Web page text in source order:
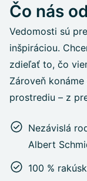
Čo nás
Vedomosti sú
inšpiráciou.
zdieľať to, čo
Zároveň
prostrediu – z
Nezávislá
Albert
100 %